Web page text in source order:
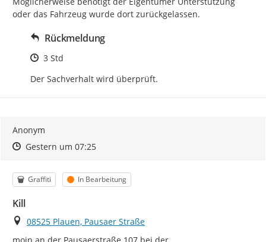
oder das Fahrzeug wurde dort zurückgelassen.
Rückmeldung
Zeitpunkt des Erstellens
3 Std
Der Sachverhalt wird überprüft.
Anonym
Zeitpunkt des Erstellens
Zeitpunkt des Erstellens
Gestern um 07:25Zur Äußerung
Kategorie
Graffiti Status
In Bearbeitung
Kill
Ort
08525 Plauen, Pausaer Straße